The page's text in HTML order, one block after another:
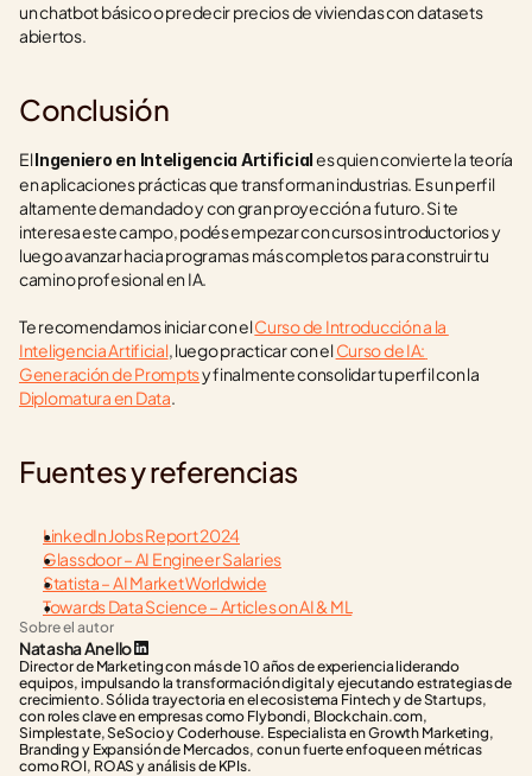
un chatbot básico o predecir precios de viviendas con datasets
abiertos.
Conclusión
El Ingeniero en Inteligencia Artificial es quien convierte la teoría
en aplicaciones prácticas que transforman industrias. Es un perfil
altamente demandado y con gran proyección a futuro. Si te
interesa este campo, podés empezar con cursos introductorios y
luego avanzar hacia programas más completos para construir tu
camino profesional en IA.
Te recomendamos iniciar con el Curso de Introducción a la
Inteligencia Artificial, luego practicar con el Curso de IA:
Generación de Prompts
Diplomatura en Data.
Fuentes y referencias
LinkedIn Jobs Report 2024
Glassdoor – AI Engineer Salaries
Statista – AI Market Worldwide
Towards Data Science – Articles on AI & ML
Sobre el autor
Natasha Anello
Director de Marketing con más de 10 años de experiencia liderando
equipos, impulsando la transformación digital y ejecutando estrategias de
crecimiento. Sólida trayectoria en el ecosistema Fintech y de Startups,
con roles clave en empresas como Flybondi, Blockchain.com,
Simplestate, SeSocio y Coderhouse. Especialista en Growth Marketing,
Branding y Expansión de Mercados, con un fuerte enfoque en métricas
como ROI, ROAS y análisis de KPIs.